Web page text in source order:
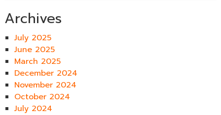
Archives
July 2025
June 2025
March 2025
December 2024
November 2024
October 2024
July 2024